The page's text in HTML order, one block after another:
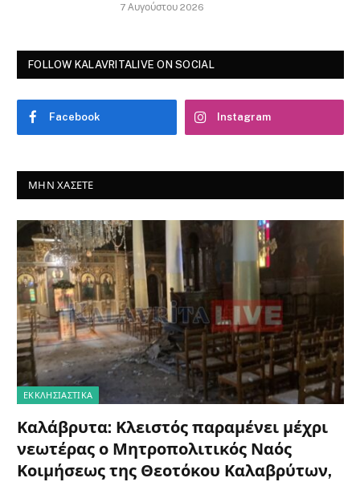
7 Αυγούστου 2026
FOLLOW KALAVRITALIVE ON SOCIAL
Facebook Instagram
ΜΗΝ ΧΆΣΕΤΕ
ΕΚΚΛΗΣΙΑΣΤΙΚΑ
Καλάβρυτα: Κλειστός παραμένει μέχρι
νεωτέρας ο Μητροπολιτικός Ναός
Κοιμήσεως της Θεοτόκου Καλαβρύτων,